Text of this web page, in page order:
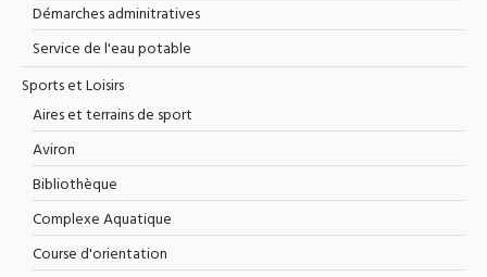
Démarches adminitratives
Service de l'eau potable
Sports et Loisirs
Aires et terrains de sport
Aviron
Bibliothèque
Complexe Aquatique
Course d'orientation